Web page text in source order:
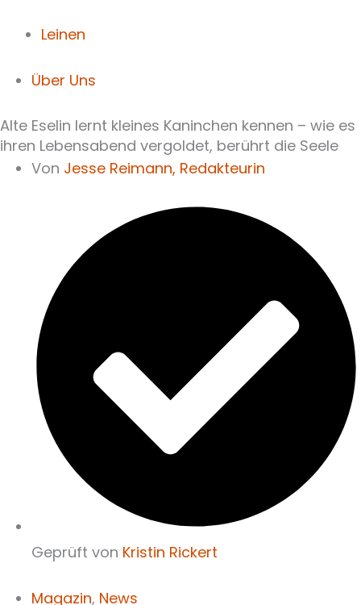
Leinen
Über Uns
Alte Eselin lernt kleines Kaninchen kennen – wie es
ihren Lebensabend vergoldet, berührt die Seele
Von Jesse Reimann, Redakteurin
Geprüft von Kristin Rickert
Magazin, News